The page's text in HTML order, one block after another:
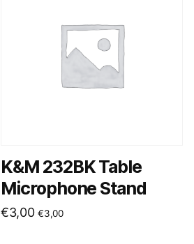
K&M 232BK Table
Microphone Stand
€3,00 €3,00